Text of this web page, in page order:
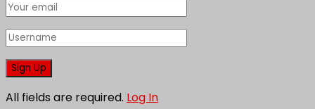
All fields are required. Log In